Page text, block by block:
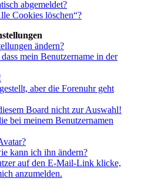
abgemeldet?
Cookies löschen“?
ändern?
mein Benutzername in der
aber die Forenuhr geht
Board nicht zur Auswahl!
bei meinem Benutzernamen
kann ich ihn ändern?
auf den E-Mail-Link klicke,
anzumelden.